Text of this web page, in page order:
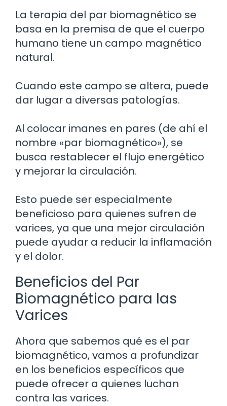
La terapia del par biomagnético se
basa en la premisa de que el cuerpo
humano tiene un campo magnético
natural.
Cuando este campo se altera, puede
dar lugar a diversas patologías.
Al colocar imanes en pares (de ahí el
nombre «par biomagnético»), se
busca restablecer el flujo energético
y mejorar la circulación.
Esto puede ser especialmente
beneficioso para quienes sufren de
varices, ya que una mejor circulación
puede ayudar a reducir la inflamación
y el dolor.
Beneficios del Par
Biomagnético para las
Varices
Ahora que sabemos qué es el par
biomagnético, vamos a profundizar
en los beneficios específicos que
puede ofrecer a quienes luchan
contra las varices.